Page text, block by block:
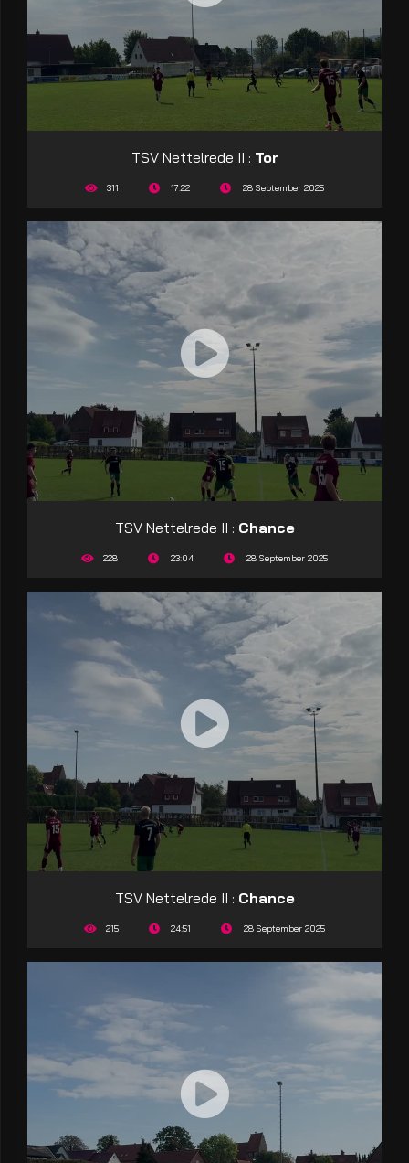
TSV Nettelrede II : Tor
311 17:22 28 September 2025
TSV Nettelrede II : Chance
228 23:04 28 September 2025
TSV Nettelrede II : Chance
215 24:51 28 September 2025